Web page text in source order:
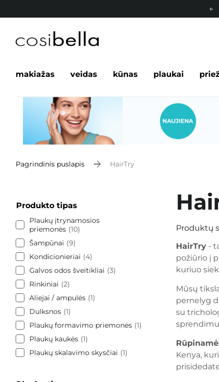
makiažas veidas kūnas plaukai
Pagrindinis puslapis HairTry
Produkto tipas
Plaukų įtrynamosios
priemonės 10
Šampūnai
9
Kondicionieriai
4
Galvos odos šveitikliai
3
Rinkiniai
2
Aliejai / ampulės 1
Dulksnos 1
Plaukų formavimo priemonės 1
Plaukų kaukės 1
Plaukų skalavimo skysčiai
1
Produktų
HairTry-
požiūrio į
kuriuo
Mūsų
pernelyg
su
Kenya,